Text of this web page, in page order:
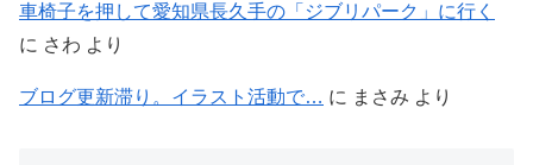
車椅子を押して愛知県長久手の「ジブリパーク」に行く
に さわ より
ブログ更新滞り。イラスト活動で… に まさみ より